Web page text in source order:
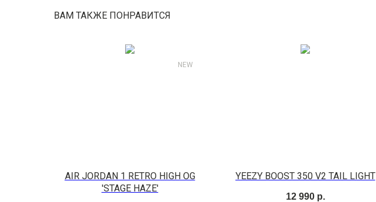
ВАМ ТАКЖЕ ПОНРАВИТСЯ
NEW
AIR JORDAN 1 RETRO HIGH OG
'STAGE HAZE'
YEEZY BOOST 350 V2 TAIL LIGHT
12 990 р.